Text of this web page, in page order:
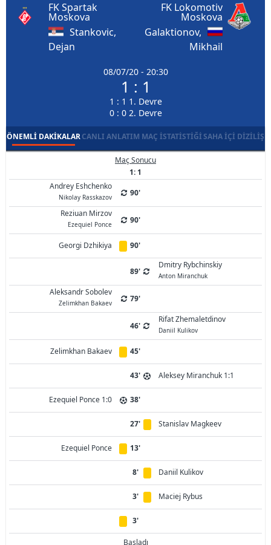
FK Spartak
Moskova
Stankovic,
Dejan
08/07/20 - 20:30
1 : 1
1 : 1 1. Devre
0 : 0 2. Devre
FK Lokomotiv
Moskova
Galaktionov,
Mikhail
ÖNEMLI DAKIKALARCANLI ANLATIM MAÇ İSTATISTIĞISAHA İÇI DIZILIŞ
Maç Sonucu
1: 1
Andrey Eshchenko
Nikolay Rasskazov
90'
Reziuan Mirzov
Ezequiel Ponce 90'
Georgi Dzhikiya 90'
89'
Dmitry Rybchinskiy
Anton Miranchuk
Aleksandr Sobolev
Zelimkhan Bakaev 79'
46'
Rifat Zhemaletdinov
Daniil Kulikov
Zelimkhan Bakaev 45'
43' Aleksey Miranchuk 1:1
Ezequiel Ponce 1:0 38'
27' Stanislav Magkeev
Ezequiel Ponce 13'
8' Daniil Kulikov
3' Maciej Rybus
3'
Başladı